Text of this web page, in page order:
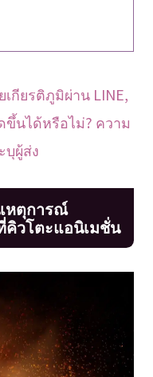
เกียรติภูมิผ่าน LINE,
ขึ้นได้หรือไม่? ความ
บุผู้ส่ง
หตุการณ์
คิวโตะแอนิเมชั่น